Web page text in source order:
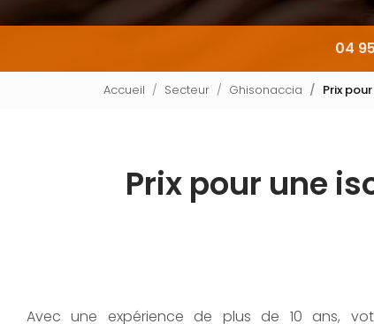
04
Accueil Secteur Ghisonaccia Prix
Prix pour une
Avec une expérience de plus de 10 ans,